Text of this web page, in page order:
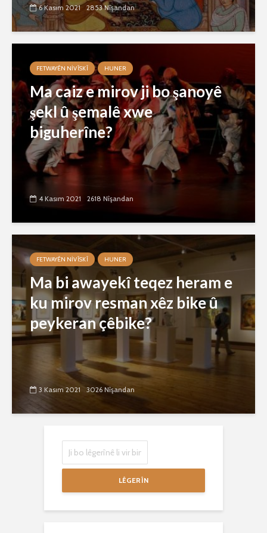
6 Kasım 2021 2853 Nîşandan
FETWAYÊN NIVÎSKÎ HUNER
Ma caiz e mirov ji bo şanoyê
şekl û şemalê xwe
biguherîne?
4 Kasım 2021 2618 Nîşandan
FETWAYÊN NIVÎSKÎ HUNER
Ma bi awayekî teqez heram e
ku mirov resman xêz bike û
peykeran çêbike?
3 Kasım 2021 3026 Nîşandan
LÊGERÎN